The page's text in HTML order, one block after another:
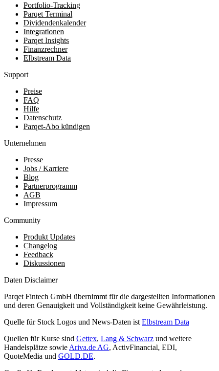
Portfolio-Tracking
Parqet Terminal
Dividendenkalender
Integrationen
Parqet Insights
Finanzrechner
Elbstream Data
Support
Preise
FAQ
Hilfe
Datenschutz
Parqet-Abo kündigen
Unternehmen
Presse
Jobs / Karriere
Blog
Partnerprogramm
AGB
Impressum
Community
Produkt Updates
Changelog
Feedback
Diskussionen
Daten Disclaimer
Parqet Fintech GmbH übernimmt für die dargestellten Informationen
und deren Genauigkeit und Vollständigkeit keine Gewährleistung.
Quelle für Stock Logos und News-Daten ist Elbstream Data
Quellen für Kurse sind Gettex, Lang & Schwarz und weitere
Handelsplätze sowie Ariva.de AG, ActivFinancial, EDI,
QuoteMedia und GOLD.DE.